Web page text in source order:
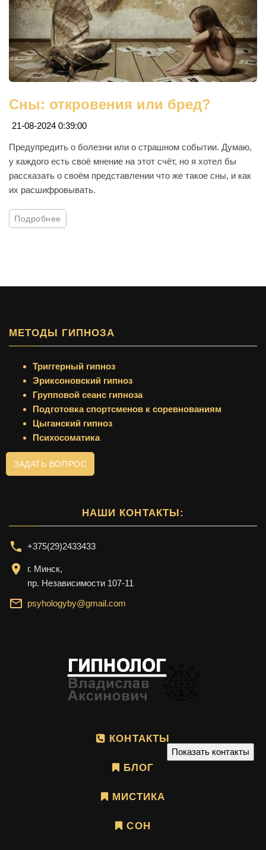
Сны: откровения или бред?
21-08-2024 0:39:00
Предупредить о болезни или о страшном событии. Думаю,
у каждого есть своё мнение на этот счёт, но я хотел бы
рассказать о своём представлении что же такое сны, и как
их расшифровывать.
Подробнее
МЕТОДЫ ГИПНОЗА
Триггерный гипноз
Эриксоновский гипноз
Групповой сеанс гипноза
Подготовка спортсменов к соревнованиям
Цыганский гипноз
Психосоматика
ЗАДАТЬ ВОПРОС
НАШИ КОНТАКТЫ:
+375(29)2433433
г. Минск,
пр. Независимости 107-11
psyhologyby@gmail.com
КОНТАКТЫ
БЛОГ
МИСТИКА
СОН
Показать контакты